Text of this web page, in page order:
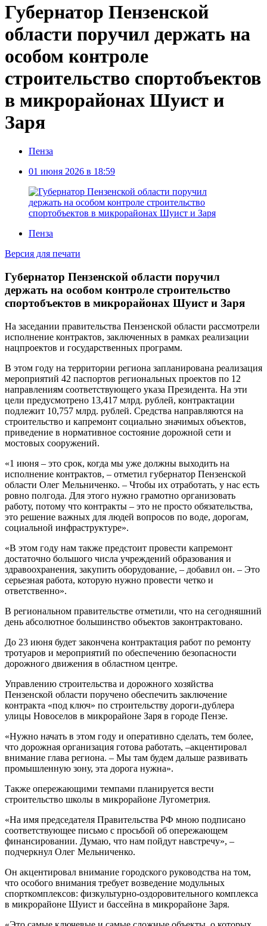
Губернатор Пензенской
области поручил держать на
особом контроле
строительство спортобъектов
в микрорайонах Шуист и
Заря
Пенза
01 июня 2026 в 18:59
Пенза
Версия для печати
Губернатор Пензенской области поручил
держать на особом контроле строительство
спортобъектов в микрорайонах Шуист и Заря
На заседании правительства Пензенской области рассмотрели
исполнение контрактов, заключенных в рамках реализации
нацпроектов и государственных программ.
В этом году на территории региона запланирована реализация
мероприятий 42 паспортов региональных проектов по 12
направлениям соответствующего указа Президента. На эти
цели предусмотрено 13,417 млрд. рублей, контрактации
подлежит 10,757 млрд. рублей. Средства направляются на
строительство и капремонт социально значимых объектов,
приведение в нормативное состояние дорожной сети и
мостовых сооружений.
«1 июня – это срок, когда мы уже должны выходить на
исполнение контрактов, – отметил губернатор Пензенской
области Олег Мельниченко. – Чтобы их отработать, у нас есть
ровно полгода. Для этого нужно грамотно организовать
работу, потому что контракты – это не просто обязательства,
это решение важных для людей вопросов по воде, дорогам,
социальной инфраструктуре».
«В этом году нам также предстоит провести капремонт
достаточно большого числа учреждений образования и
здравоохранения, закупить оборудование, – добавил он. – Это
серьезная работа, которую нужно провести четко и
ответственно».
В региональном правительстве отметили, что на сегодняшний
день абсолютное большинство объектов законтрактовано.
До 23 июня будет закончена контрактация работ по ремонту
тротуаров и мероприятий по обеспечению безопасности
дорожного движения в областном центре.
Управлению строительства и дорожного хозяйства
Пензенской области поручено обеспечить заключение
контракта «под ключ» по строительству дороги-дублера
улицы Новоселов в микрорайоне Заря в городе Пензе.
«Нужно начать в этом году и оперативно сделать, тем более,
что дорожная организация готова работать, –акцентировал
внимание глава региона. – Мы там будем дальше развивать
промышленную зону, эта дорога нужна».
Также опережающими темпами планируется вести
строительство школы в микрорайоне Лугометрия.
«На имя председателя Правительства РФ мною подписано
соответствующее письмо с просьбой об опережающем
финансировании. Думаю, что нам пойдут навстречу», –
подчеркнул Олег Мельниченко.
Он акцентировал внимание городского руководства на том,
что особого внимания требует возведение модульных
спорткомплексов: физкультурно-оздоровительного комплекса
в микрорайоне Шуист и бассейна в микрорайоне Заря.